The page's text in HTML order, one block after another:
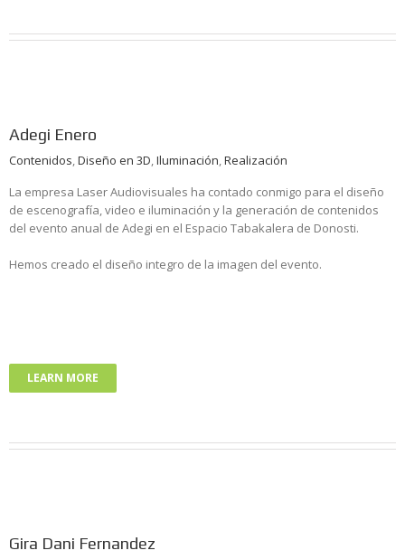
Adegi Enero
Contenidos,Diseño en 3D,Iluminación,Realización
La empresa Laser Audiovisuales ha contado conmigo para el diseño
de escenografía, video e iluminación y la generación de contenidos
del evento anual de Adegi en el Espacio Tabakalera de Donosti.
Hemos creado el diseño integro de la imagen del evento.
LEARN MORE
Gira Dani Fernandez